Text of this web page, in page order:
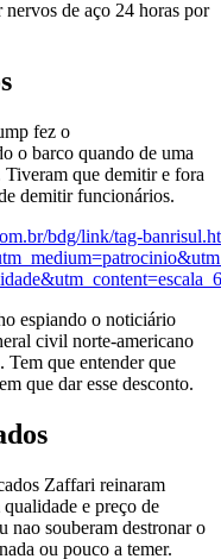
de aço 24 horas por
fez o
o barco quando de uma
Tiveram que demitir e fora
demitir funcionários.
espiando o noticiário
civil norte-americano
Tem que entender que
que dar esse desconto.
Zaffari reinaram
e preço de
nao souberam destronar o
ou pouco a temer.